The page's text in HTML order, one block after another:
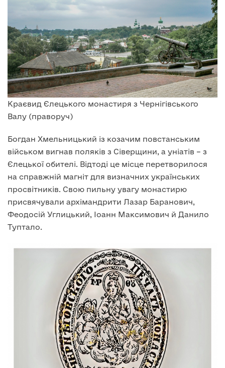
Краєвид Єлецького монастиря з Чернігівського
Валу (праворуч)
Богдан Хмельницький із козачим повстанським
військом вигнав поляків з Сіверщини, а уніатів – з
Єлецької обителі. Відтоді це місце перетворилося
на справжній магніт для визначних українських
просвітників. Свою пильну увагу монастирю
присвячували архімандрити Лазар Баранович,
Феодосій Углицький, Іоанн Максимович й Данило
Туптало.